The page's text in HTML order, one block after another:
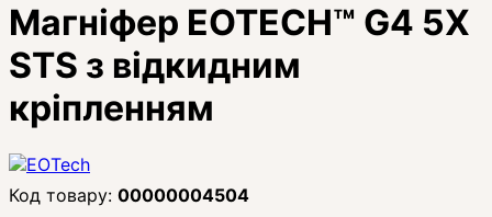
Магніфер EOTECH™ G4 5X
STS з відкидним
кріпленням
00000004504